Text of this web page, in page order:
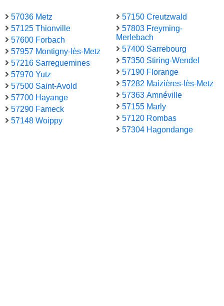
57036 Metz
57125 Thionville
57600 Forbach
57957 Montigny-lès-Metz
57216 Sarreguemines
57970 Yutz
57500 Saint-Avold
57700 Hayange
57290 Fameck
57148 Woippy
57150 Creutzwald
57803 Freyming-
Merlebach
57400 Sarrebourg
57350 Stiring-Wendel
57190 Florange
57282 Maizières-lès-Metz
57363 Amnéville
57155 Marly
57120 Rombas
57304 Hagondange